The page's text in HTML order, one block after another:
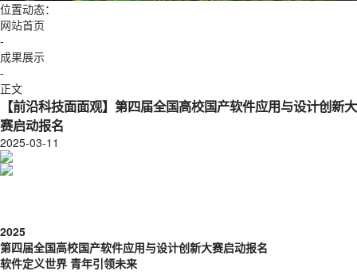
位置动态：
网站首页
-
成果展示
-
正文
【前沿科技面面观】第四届全国高校国产软件应用与设计创新大
赛启动报名
2025-03-11
2025
第四届全国高校国产软件应用与设计创新大赛启动报名
软件定义世界 青年引领未来